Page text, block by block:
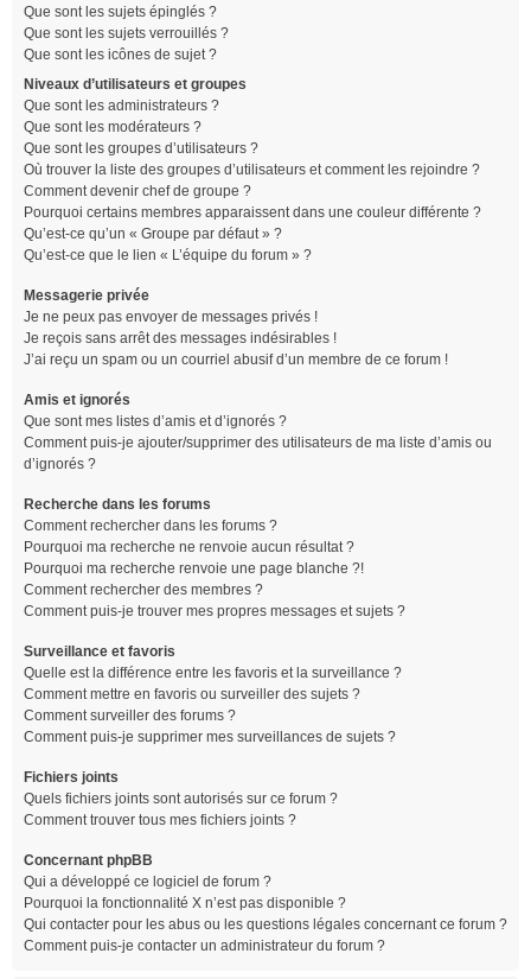
Que sont les sujets épinglés ?
Que sont les sujets verrouillés ?
Que sont les icônes de sujet ?
Niveaux d’utilisateurs et groupes
Que sont les administrateurs ?
Que sont les modérateurs ?
Que sont les groupes d’utilisateurs ?
Où trouver la liste des groupes d’utilisateurs et comment les rejoindre ?
Comment devenir chef de groupe ?
Pourquoi certains membres apparaissent dans une couleur différente ?
Qu’est-ce qu’un « Groupe par défaut » ?
Qu’est-ce que le lien « L’équipe du forum » ?
Messagerie privée
Je ne peux pas envoyer de messages privés !
Je reçois sans arrêt des messages indésirables !
J’ai reçu un spam ou un courriel abusif d’un membre de ce forum !
Amis et ignorés
Que sont mes listes d’amis et d’ignorés ?
Comment puis-je ajouter/supprimer des utilisateurs de ma liste d’amis ou
d’ignorés ?
Recherche dans les forums
Comment rechercher dans les forums ?
Pourquoi ma recherche ne renvoie aucun résultat ?
Pourquoi ma recherche renvoie une page blanche ?!
Comment rechercher des membres ?
Comment puis-je trouver mes propres messages et sujets ?
Surveillance et favoris
Quelle est la différence entre les favoris et la surveillance ?
Comment mettre en favoris ou surveiller des sujets ?
Comment surveiller des forums ?
Comment puis-je supprimer mes surveillances de sujets ?
Fichiers joints
Quels fichiers joints sont autorisés sur ce forum ?
Comment trouver tous mes fichiers joints ?
Concernant phpBB
Qui a développé ce logiciel de forum ?
Pourquoi la fonctionnalité X n’est pas disponible ?
Qui contacter pour les abus ou les questions légales concernant ce forum ?
Comment puis-je contacter un administrateur du forum ?